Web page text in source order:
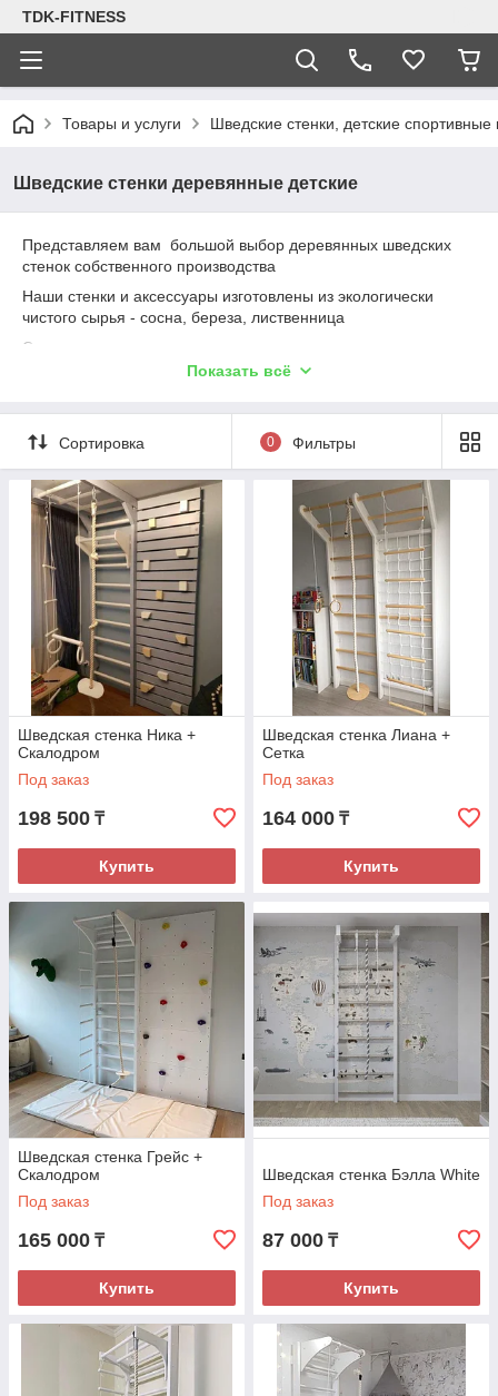
TDK-FITNESS
Товары и услуги Шведские стенки, детские спортивные
Шведские стенки деревянные детские
Представляем вам большой выбор деревянных шведских
стенок собственного производства
Наши стенки и аксессуары изготовлены из экологически
чистого сырья - сосна, береза, лиственница
Спортивные комплексы, которые выполнены из дерева с
наибольшей вероятностью впишутся в ваш домашний
Деревянная конструкция выдерживает нагрузку 100-120 кг,
поэтому даже взрослые смогут тренироваться шведской
Шлифовка поверхности выполнена в 3 этапа, а также
покрывается в 2 слоя мебельным лаком или краской в
зависимости от дизайна
Показать всё
Сортировка 0 Фильтры
Шведская стенка Ника +
Скалодром
Под заказ
198 500 ₸
Купить
Шведская стенка Лиана +
Сетка
Под заказ
164 000 ₸
Купить
Шведская стенка Грейс +
Скалодром
Под заказ
165 000 ₸
Купить
Шведская стенка Бэлла White
Под заказ
87 000 ₸
Купить